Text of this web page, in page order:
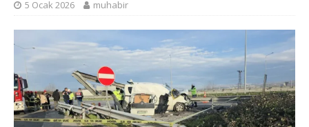
5 Ocak 2026 muhabir